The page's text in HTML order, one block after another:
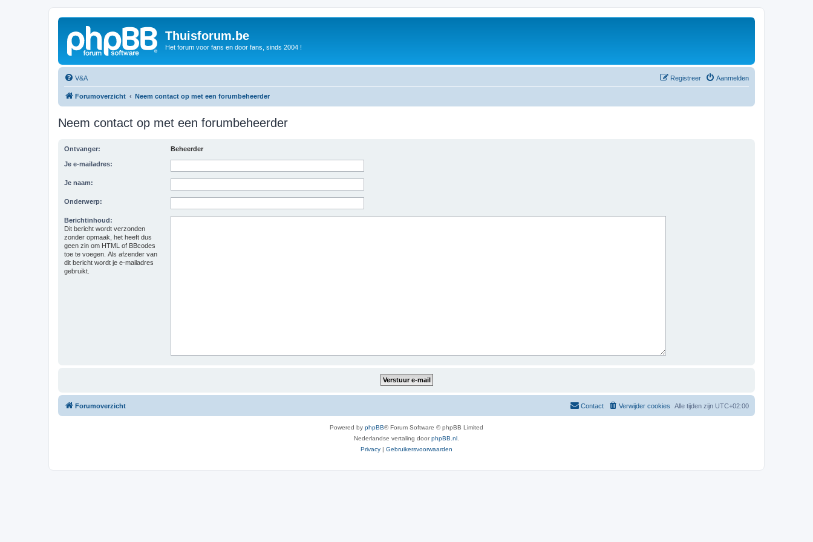
Thuisforum.be
Het forum voor fans en door fans, sinds 2004 !
V&A Aanmelden
Registreer
Forumoverzicht Neem contact op met een forumbeheerder
Neem contact op met een forumbeheerder
Ontvanger: Beheerder
Je e-mailadres:
Je naam:
Onderwerp:
Berichtinhoud:
Dit bericht wordt verzonden
zonder opmaak, het heeft dus
geen zin om HTML of BBcodes
toe te voegen. Als afzender van
dit bericht wordt je e-mailadres
gebruikt.
Forumoverzicht Alle tijden zijn UTC+02:00
Verwijder cookies
Contact
Powered by phpBB® Forum Software © phpBB Limited
Nederlandse vertaling doorphpBB.nl
Privacy | Gebruikersvoorwaarden